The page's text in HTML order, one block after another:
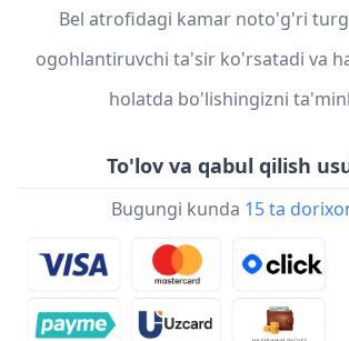
Bel atrofidagi kamar noto'g'ri
ogohlantiruvchi ta'sir ko'rsatadi va
holatda bo'lishingizni
To'lov va qabul qilish
Bugungi kunda 15 ta